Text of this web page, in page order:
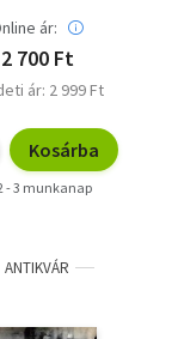
ár:
2 700 Ft
ár: 2 999 Ft
Kosárba
- 3 munkanap
ANTIKVÁR